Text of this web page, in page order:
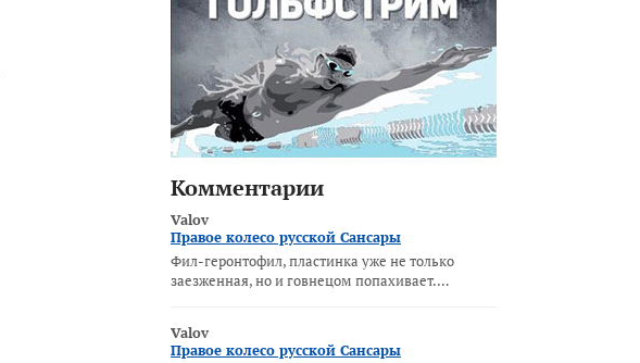
Комментарии
Valov
Правое колесо русской Сансары
Фил-геронтофил, пластинка уже не только
заезженная, но и говнецом попахивает.…
Valov
Правое колесо русской Сансары